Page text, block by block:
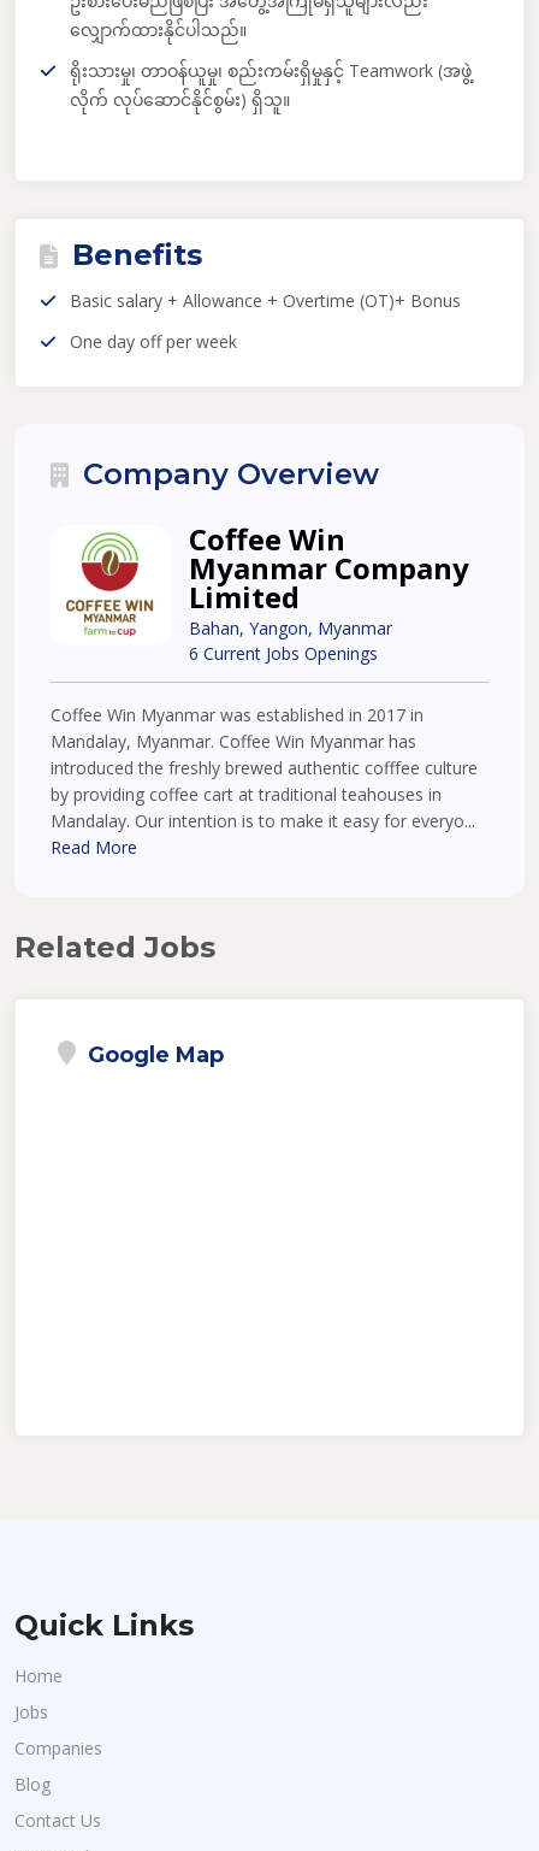
လျှောက်ထားနိုင်ပါသည်။
ရိုးသားမှု၊ တာဝန်ယူမှု၊ စည်းကမ်းရှိမှုနှင့် Teamwork (အဖွဲ့
လိုက် လုပ်ဆောင်နိုင်စွမ်း) ရှိသူ။
Benefits
Basic salary + Allowance + Overtime (OT)+ Bonus
One day off per week
Company Overview
Coffee Win
Myanmar Company
Limited
Bahan, Yangon, Myanmar
6 Current Jobs Openings
Coffee Win Myanmar was established in 2017 in
Mandalay, Myanmar. Coffee Win Myanmar has
introduced the freshly brewed authentic cofffee culture
by providing coffee cart at traditional teahouses in
Mandalay. Our intention is to make it easy for everyo...
Read More
Related Jobs
Google Map
Quick Links
Home
Jobs
Companies
Blog
Contact Us